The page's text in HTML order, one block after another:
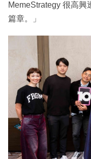
MemeStrategy 很高興
篇章。」